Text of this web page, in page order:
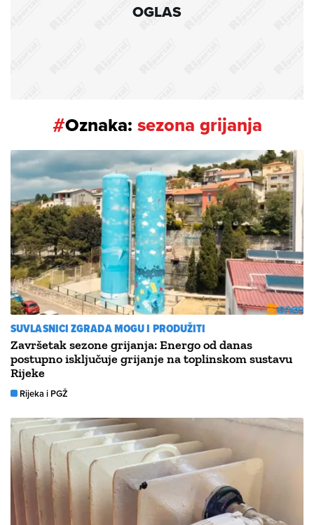
OGLAS
#Oznaka: sezona grijanja
SUVLASNICI ZGRADA MOGU I PRODUŽITI
Završetak sezone grijanja: Energo od danas
postupno isključuje grijanje na toplinskom sustavu
Rijeke
Rijeka i PGŽ